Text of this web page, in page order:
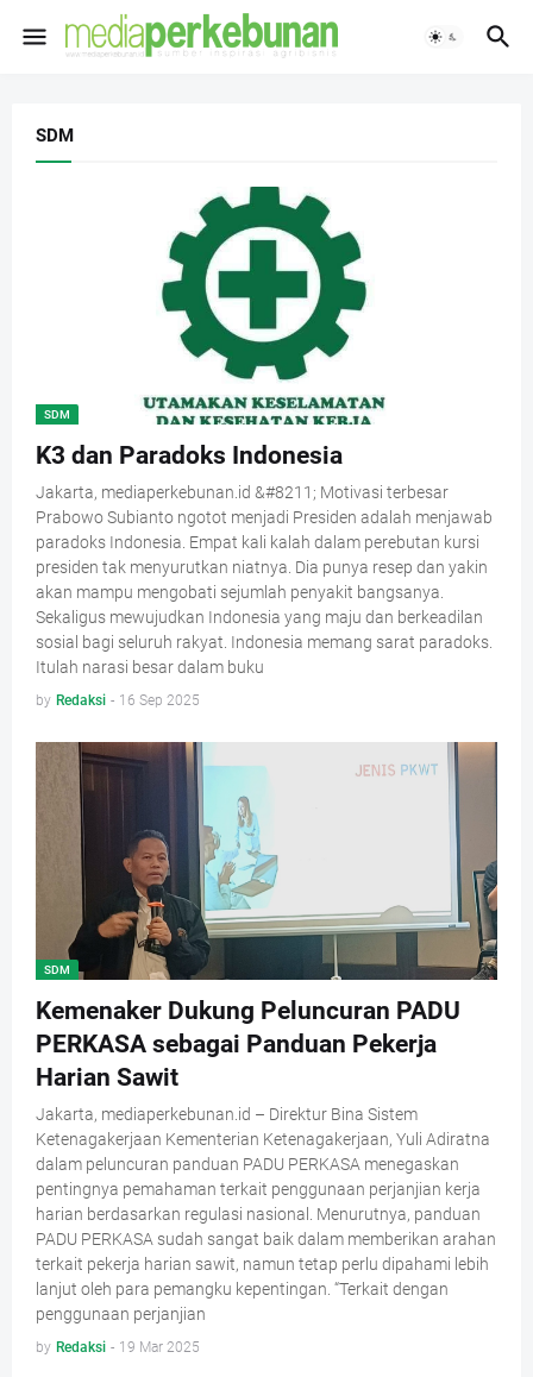
SDM
SDM
K3 dan Paradoks Indonesia
Jakarta, mediaperkebunan.id &#8211; Motivasi terbesar
Prabowo Subianto ngotot menjadi Presiden adalah menjawab
paradoks Indonesia. Empat kali kalah dalam perebutan kursi
presiden tak menyurutkan niatnya. Dia punya resep dan yakin
akan mampu mengobati sejumlah penyakit bangsanya.
Sekaligus mewujudkan Indonesia yang maju dan berkeadilan
sosial bagi seluruh rakyat. Indonesia memang sarat paradoks.
Itulah narasi besar dalam buku
by Redaksi - 16 Sep 2025
SDM
Kemenaker Dukung Peluncuran PADU
PERKASA sebagai Panduan Pekerja
Harian Sawit
Jakarta, mediaperkebunan.id – Direktur Bina Sistem
Ketenagakerjaan Kementerian Ketenagakerjaan, Yuli Adiratna
dalam peluncuran panduan PADU PERKASA menegaskan
pentingnya pemahaman terkait penggunaan perjanjian kerja
harian berdasarkan regulasi nasional. Menurutnya, panduan
PADU PERKASA sudah sangat baik dalam memberikan arahan
terkait pekerja harian sawit, namun tetap perlu dipahami lebih
lanjut oleh para pemangku kepentingan. “Terkait dengan
penggunaan perjanjian
by Redaksi - 19 Mar 2025